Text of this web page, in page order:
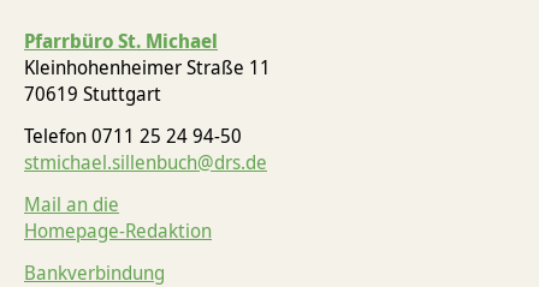
Pfarrbüro St. Michael
Kleinhohenheimer Straße 11
70619 Stuttgart
Telefon 0711 25 24 94-50
stmichael.sillenbuch@drs.de
Mail an die
Homepage-Redaktion
Bankverbindung